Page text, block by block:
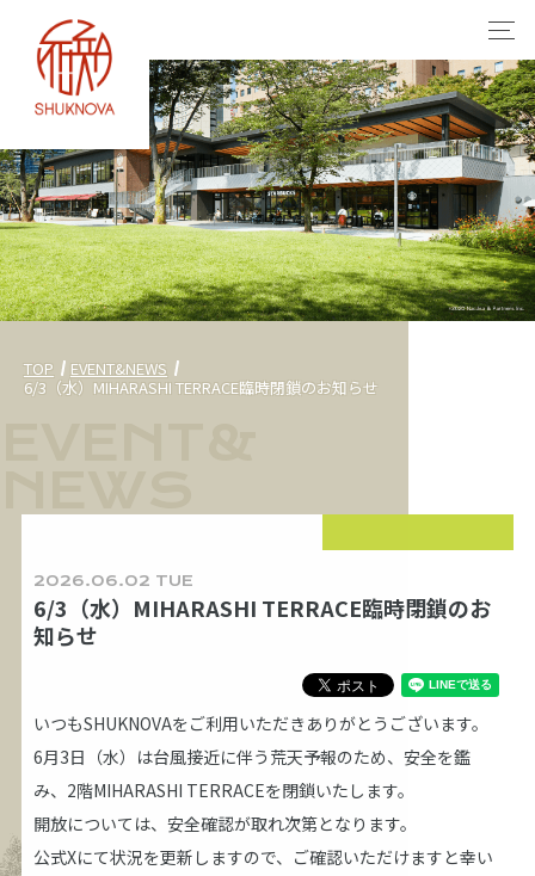
TOP
EVENT&NEWS
6/3（水）MIHARASHI TERRACE臨時閉鎖のお知らせ
2026.06.02 TUE
6/3（水）MIHARASHI TERRACE臨時閉鎖のお
知らせ
いつもSHUKNOVAをご利用いただきありがとうございます。
6月3日（水）は台風接近に伴う荒天予報のため、安全を鑑
み、2階MIHARASHI TERRACEを閉鎖いたします。
開放については、安全確認が取れ次第となります。
公式Xにて状況を更新しますので、ご確認いただけますと幸い